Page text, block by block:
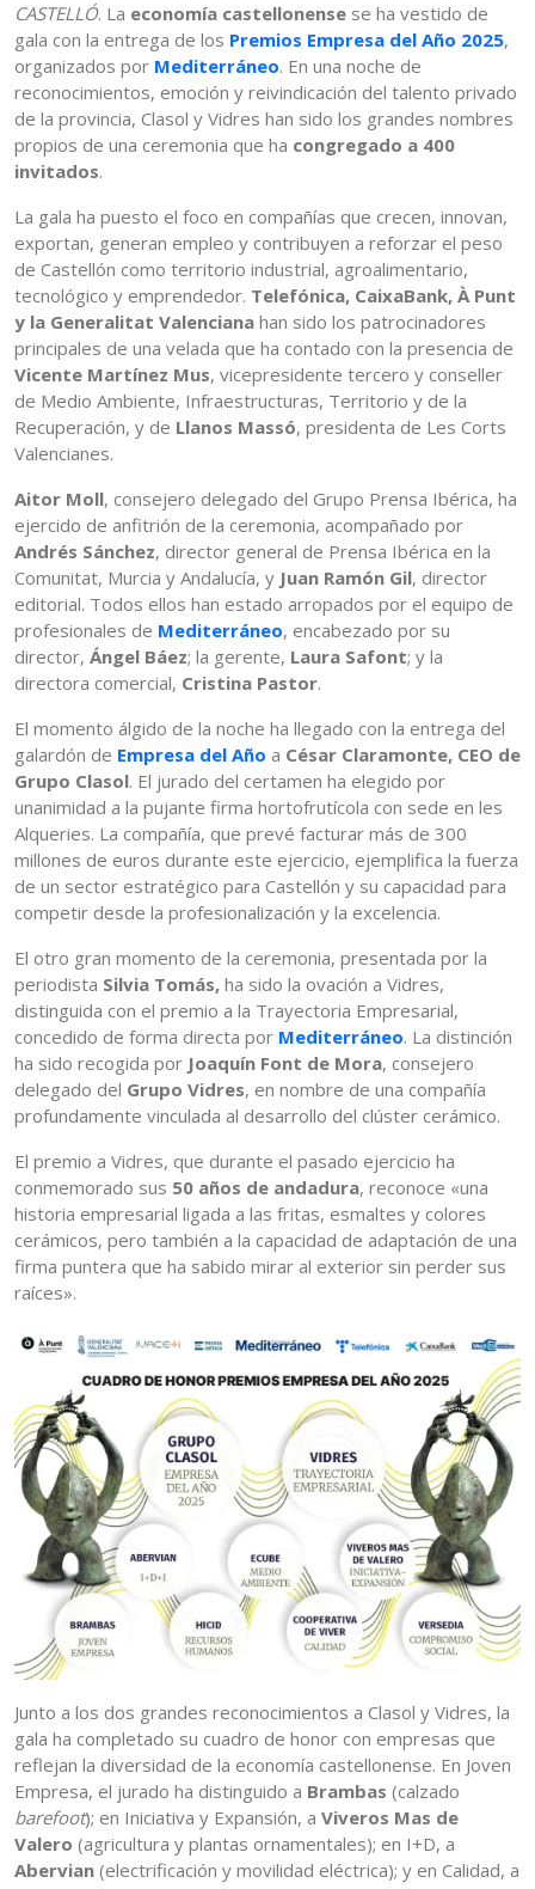
CASTELLÓ. La economía castellonense se ha vestido de
gala con la entrega de los Premios Empresa del Año 2025,
organizados por Mediterráneo. En una noche de
reconocimientos, emoción y reivindicación del talento privado
de la provincia, Clasol y Vidres han sido los grandes nombres
propios de una ceremonia que ha congregado a 400
invitados.
La gala ha puesto el foco en compañías que crecen, innovan,
exportan, generan empleo y contribuyen a reforzar el peso
de Castellón como territorio industrial, agroalimentario,
tecnológico y emprendedor. Telefónica, CaixaBank, À Punt
y la Generalitat Valenciana han sido los patrocinadores
principales de una velada que ha contado con la presencia de
Vicente Martínez Mus, vicepresidente tercero y conseller
de Medio Ambiente, Infraestructuras, Territorio y de la
Recuperación, y de Llanos Massó, presidenta de Les Corts
Valencianes.
Aitor Moll, consejero delegado del Grupo Prensa Ibérica, ha
ejercido de anfitrión de la ceremonia, acompañado por
Andrés Sánchez, director general de Prensa Ibérica en la
Comunitat, Murcia y Andalucía, y Juan Ramón Gil, director
editorial. Todos ellos han estado arropados por el equipo de
profesionales de Mediterráneo, encabezado por su
director, Ángel Báez; la gerente, Laura Safont; y la
directora comercial, Cristina Pastor.
El momento álgido de la noche ha llegado con la entrega del
galardón de Empresa del Año a César Claramonte, CEO de
Grupo Clasol. El jurado del certamen ha elegido por
unanimidad a la pujante firma hortofrutícola con sede en les
Alqueries. La compañía, que prevé facturar más de 300
millones de euros durante este ejercicio, ejemplifica la fuerza
de un sector estratégico para Castellón y su capacidad para
competir desde la profesionalización y la excelencia.
El otro gran momento de la ceremonia, presentada por la
periodista Silvia Tomás, ha sido la ovación a Vidres,
distinguida con el premio a la Trayectoria Empresarial,
concedido de forma directa por Mediterráneo. La distinción
ha sido recogida por Joaquín Font de Mora, consejero
delegado del Grupo Vidres, en nombre de una compañía
profundamente vinculada al desarrollo del clúster cerámico.
El premio a Vidres, que durante el pasado ejercicio ha
conmemorado sus 50 años de andadura, reconoce «una
historia empresarial ligada a las fritas, esmaltes y colores
cerámicos, pero también a la capacidad de adaptación de una
firma puntera que ha sabido mirar al exterior sin perder sus
raíces».
Junto a los dos grandes reconocimientos a Clasol y Vidres, la
gala ha completado su cuadro de honor con empresas que
reflejan la diversidad de la economía castellonense. En Joven
Empresa, el jurado ha distinguido a Brambas (calzado
barefoot); en Iniciativa y Expansión, a Viveros Mas de
Valero (agricultura y plantas ornamentales); en I+D, a
Abervian (electrificación y movilidad eléctrica); y en Calidad, a